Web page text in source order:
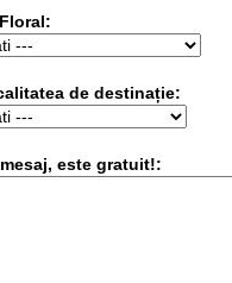
de destinație:
este gratuit!: